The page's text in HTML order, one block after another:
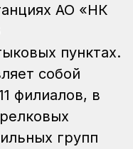
АО «НК
пунктах.
собой
филиалов, в
групп